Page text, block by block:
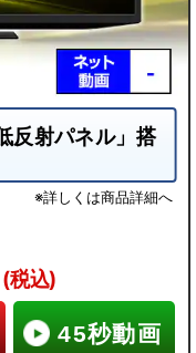
反射パネル」搭
※詳しくは商品詳細へ
(税込)
45秒動画